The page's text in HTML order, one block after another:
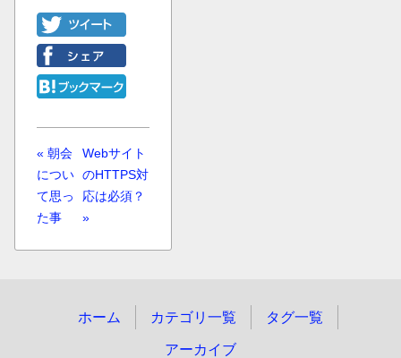
« 朝会
につい
て思っ
た事
Webサイト
のHTTPS対
応は必須？
»
ホーム カテゴリ一覧 タグ一覧
アーカイブ